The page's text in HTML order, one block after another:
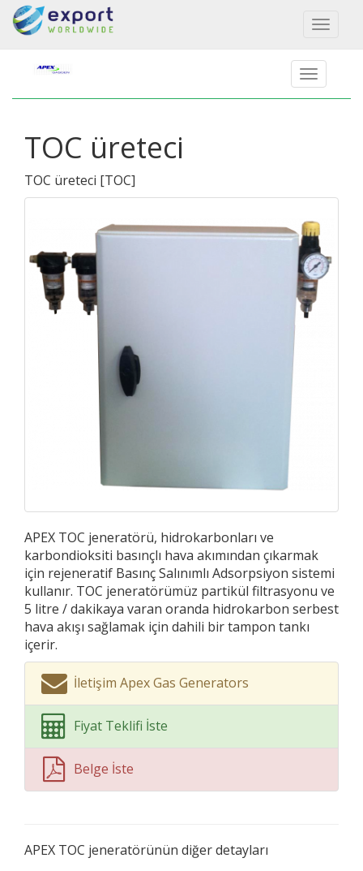
Toggle
TOC üreteci
TOC üreteci [TOC]
APEX TOC jeneratörü, hidrokarbonları ve
karbondioksiti basınçlı hava akımından çıkarmak
için rejeneratif Basınç Salınımlı Adsorpsiyon sistemi
kullanır. TOC jeneratörümüz partikül filtrasyonu ve
5 litre / dakikaya varan oranda hidrokarbon serbest
hava akışı sağlamak için dahili bir tampon tankı
içerir.
İletişim Apex Gas Generators
Fiyat Teklifi İste
Belge İste
APEX TOC jeneratörünün diğer detayları